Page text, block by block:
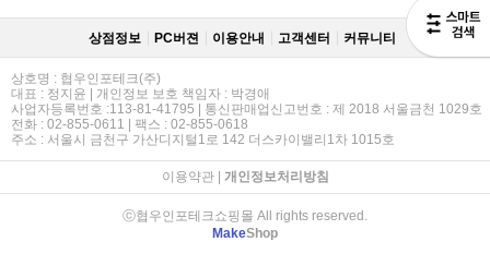
상점정보 PC버젼 이용안내 고객센터 커뮤니티
상호명 : 협우인포테크(주)
대표 : 정지윤 | 개인정보 보호 책임자 : 박경애
사업자등록번호 :113-81-41795 | 통신판매업신고번호 : 제 2018 서울금천 1029호
전화 : 02-855-0611 | 팩스 : 02-855-0618
주소 : 서울시 금천구 가산디지털1로 142 더스카이밸리1차 1015호
이용약관| 개인정보처리방침
ⓒ협우인포테크쇼핑몰 All rights reserved.
MakeShop